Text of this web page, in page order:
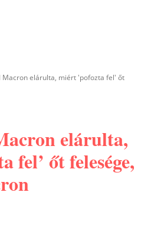
Macron elárulta, miért 'pofozta fel' őt
elárulta,
fel’ őt felesége,